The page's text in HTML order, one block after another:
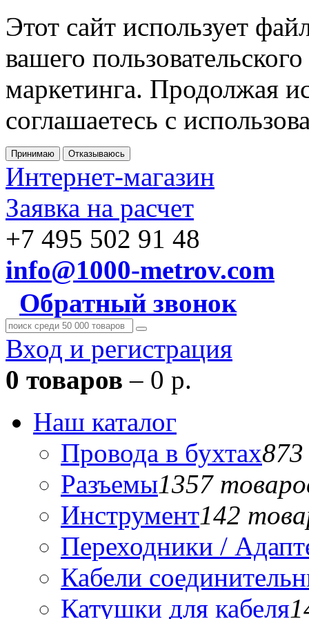
Этот сайт использует
вашего
маркетинга. Продолжая
соглашаетесь с
Принимаю Отказываюсь
Интернет-магазин
Заявка на расчет
+7 495 502 91 48
info@1000-metrov.com
Обратный звонок
Вход и регистрация
0 товаров – 0 р.
Наш каталог
Провода в бухтах
Разъемы1357
Инструмент142
Переходники /
Кабели
Катушки для кабеля